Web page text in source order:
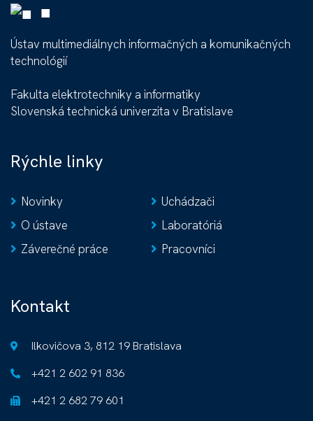
■
Ústav multimediálnych informačných a komunikačných
technológií
Fakulta elektrotechniky a informatiky
Slovenská technická univerzita v Bratislave
Rýchle linky
Novinky
Uchádzači
O ústave
Laboratóriá
Záverečné práce
Pracovníci
Kontakt
Ilkovičova 3, 812 19 Bratislava
+421 2 602 91 836
+421 2 682 79 601